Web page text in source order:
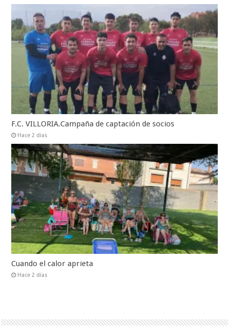
F.C. VILLORIA.Campaña de captación de socios
Hace 2 días
Cuando el calor aprieta
Hace 2 días